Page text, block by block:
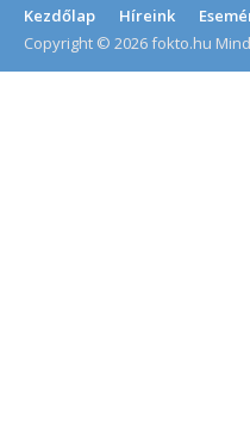
Kezdőlap Híreink
Copyright © 2026 fokto.hu